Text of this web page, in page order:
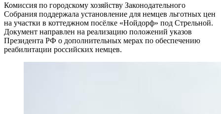
Комиссия по городскому хозяйству Законодательного
Собрания поддержала установление для немцев льготных цен
на участки в коттеджном посёлке «Нойдорф» под Стрельной.
Документ направлен на реализацию положений указов
Президента РФ о дополнительных мерах по обеспечению
реабилитации российских немцев.